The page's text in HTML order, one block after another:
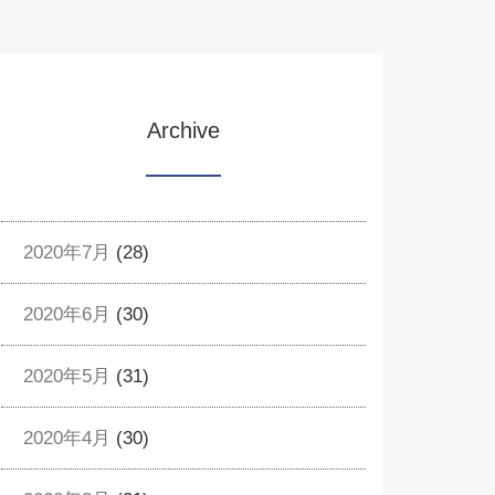
Archive
2020年7月 (28)
2020年6月 (30)
2020年5月 (31)
2020年4月 (30)